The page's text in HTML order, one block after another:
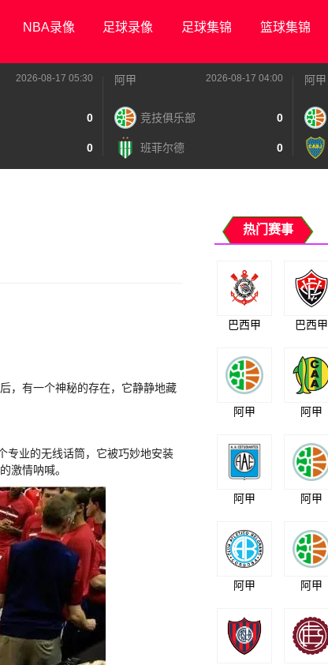
NBA录像 足球录像 足球集锦 篮球集锦
2026-08-17 05:30
0
0
阿甲 2026-08-17 04:00
竞技俱乐部 0
班菲尔德 0
阿甲
，有一个神秘的存在，它静静地藏
专业的无线话筒，它被巧妙地安装
激情呐喊。
热门赛事
巴西甲 巴西甲
阿甲 阿甲
阿甲 阿甲
阿甲 阿甲